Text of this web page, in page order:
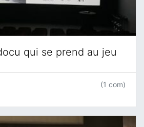
qui se prend au jeu
(1 com)